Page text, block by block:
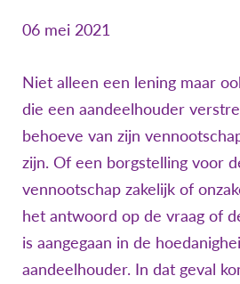
06 mei 2021
Niet alleen een lening maar
die een aandeelhouder
behoeve van zijn
zijn. Of een borgstelling voor
vennootschap zakelijk of
het antwoord op de vraag of
is aangegaan in de
aandeelhouder. In dat geval